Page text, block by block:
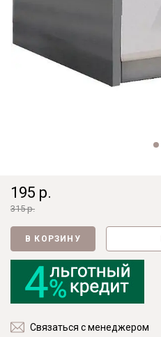
195 р.
315 р.
В КОРЗИНУ
Связаться с менеджером